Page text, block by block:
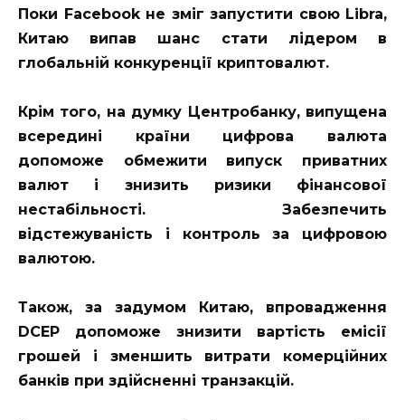
Поки Facebook не зміг запустити свою Libra,
Китаю випав шанс стати лідером в
глобальній конкуренції криптовалют.
Крім того, на думку Центробанку, випущена
всередині країни цифрова валюта
допоможе обмежити випуск приватних
валют і знизить ризики фінансової
нестабільності. Забезпечить
відстежуваність і контроль за цифровою
валютою.
Також, за задумом Китаю, впровадження
DCEP допоможе знизити вартість емісії
грошей і зменшить витрати комерційних
банків при здійсненні транзакцій.